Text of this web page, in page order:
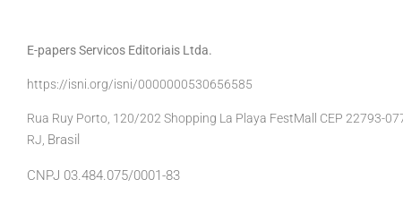
E-papers Servicos Editoriais Ltda.
https://isni.org/isni/0000000530656585
Rua Ruy Porto, 120/202 Shopping La Playa FestMall CEP 22793-
RJ, Brasil
CNPJ 03.484.075/0001-83